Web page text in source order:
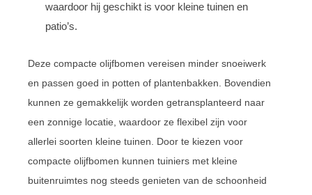
waardoor hij geschikt is voor kleine tuinen en
patio’s.
Deze compacte olijfbomen vereisen minder snoeiwerk
en passen goed in potten of plantenbakken. Bovendien
kunnen ze gemakkelijk worden getransplanteerd naar
een zonnige locatie, waardoor ze flexibel zijn voor
allerlei soorten kleine tuinen. Door te kiezen voor
compacte olijfbomen kunnen tuiniers met kleine
buitenruimtes nog steeds genieten van de schoonheid